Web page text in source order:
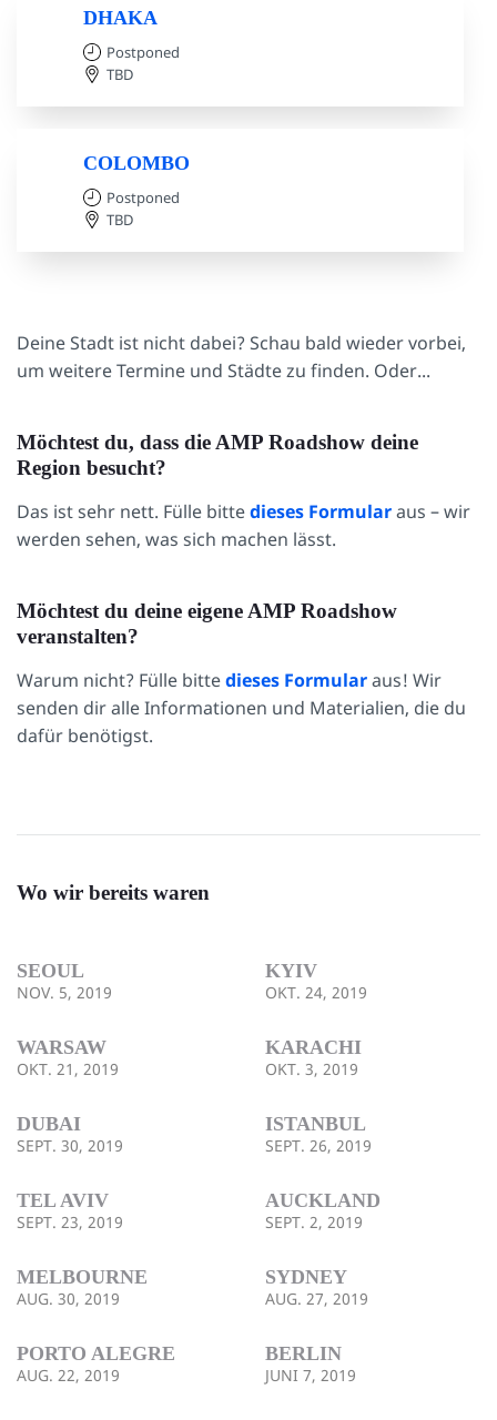
DHAKA
Postponed
TBD
COLOMBO
Postponed
TBD
Deine Stadt ist nicht dabei? Schau bald wieder vorbei,
um weitere Termine und Städte zu finden. Oder...
Möchtest du, dass die AMP Roadshow deine
Region besucht?
Das ist sehr nett. Fülle bittedieses Formularaus – wir
werden sehen, was sich machen lässt.
Möchtest du deine eigene AMP Roadshow
veranstalten?
Warum nicht? Fülle bittedieses Formularaus! Wir
senden dir alle Informationen und Materialien, die du
dafür benötigst.
Wo wir bereits waren
SEOUL
NOV. 5, 2019
KYIV
OKT. 24, 2019
WARSAW
OKT. 21, 2019
KARACHI
OKT. 3, 2019
DUBAI
SEPT. 30, 2019
ISTANBUL
SEPT. 26, 2019
TEL AVIV
SEPT. 23, 2019
AUCKLAND
SEPT. 2, 2019
MELBOURNE
AUG. 30, 2019
SYDNEY
AUG. 27, 2019
PORTO ALEGRE
AUG. 22, 2019
BERLIN
JUNI 7, 2019